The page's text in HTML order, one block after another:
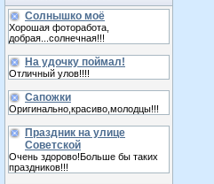
Солнышко моё
Хорошая фоторабота,
добрая...солнечная!!!
На удочку поймал!
Отличный улов!!!!
Сапожки
Оригинально,красиво,молодцы!!!
Праздник на улице
Советской
Очень здорово!Больше бы таких
праздников!!!